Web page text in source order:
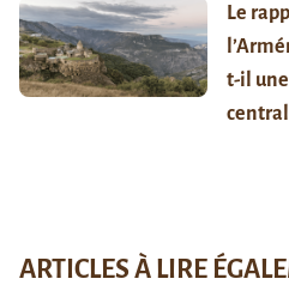
Le
t-il une
ARTICLES À LIRE